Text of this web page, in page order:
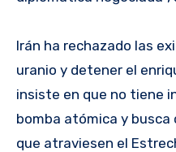
Irán ha rechazado las
uranio y detener el
insiste en que no tiene
bomba atómica y
que atraviesen el